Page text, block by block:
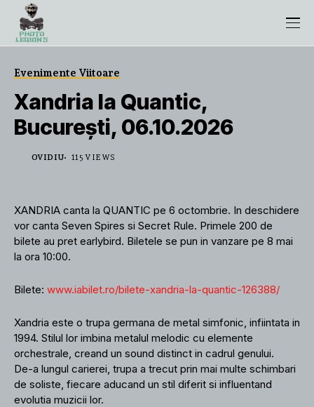
Evenimente Viitoare
Xandria la Quantic,
București, 06.10.2026
OVIDIU 115 VIEWS
XANDRIA canta la QUANTIC pe 6 octombrie. In deschidere
vor canta Seven Spires si Secret Rule. Primele 200 de
bilete au pret earlybird. Biletele se pun in vanzare pe 8 mai
la ora 10:00.
Bilete: www.iabilet.ro/bilete-xandria-la-quantic-126388/
Xandria este o trupa germana de metal simfonic, infiintata in
1994. Stilul lor imbina metalul melodic cu elemente
orchestrale, creand un sound distinct in cadrul genului.
De-a lungul carierei, trupa a trecut prin mai multe schimbari
de soliste, fiecare aducand un stil diferit si influentand
evolutia muzicii lor.